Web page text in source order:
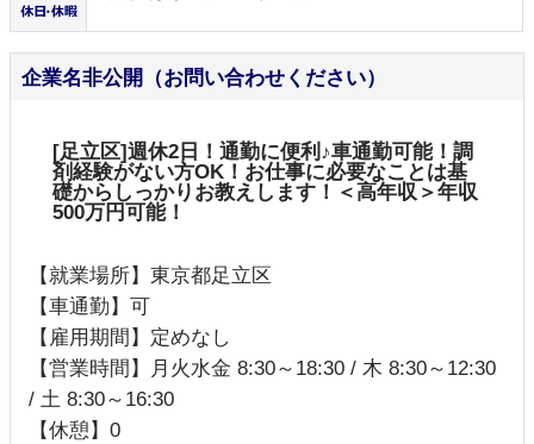
企業名非公開（お問い合わせください）
[足立区]週休2日！通勤に便利♪車通勤可能！調
剤経験がない方OK！お仕事に必要なことは基
礎からしっかりお教えします！＜高年収＞年収
500万円可能！
【就業場所】東京都足立区
【車通勤】可
【雇用期間】定めなし
【営業時間】月火水金 8:30～18:30 / 木 8:30～12:30
/ 土 8:30～16:30
【休憩】0